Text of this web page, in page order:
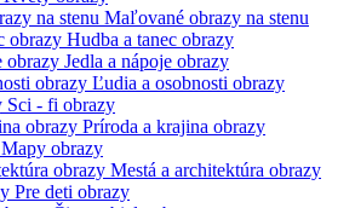
Maľované obrazy na stenu
Hudba a tanec obrazy
Jedla a nápoje obrazy
Ľudia a osobnosti obrazy
Sci - fi obrazy
Príroda a krajina obrazy
Mapy obrazy
Mestá a architektúra obrazy
Pre deti obrazy